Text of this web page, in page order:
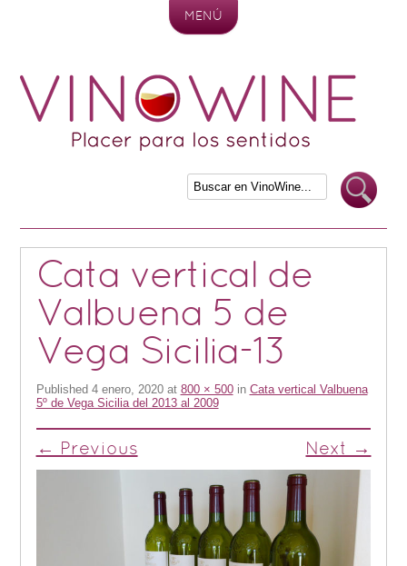
MENÚ
Cata vertical de
Valbuena 5 de
Vega Sicilia-13
Published 4 enero, 2020at 800 × 500in Cata vertical Valbuena
5º de Vega Sicilia del 2013 al 2009
← Previous Next →